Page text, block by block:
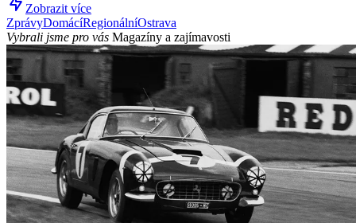
Zobrazit více
ZprávyDomácíRegionálníOstrava
Vybrali jsme pro vás Magazíny a zajímavosti